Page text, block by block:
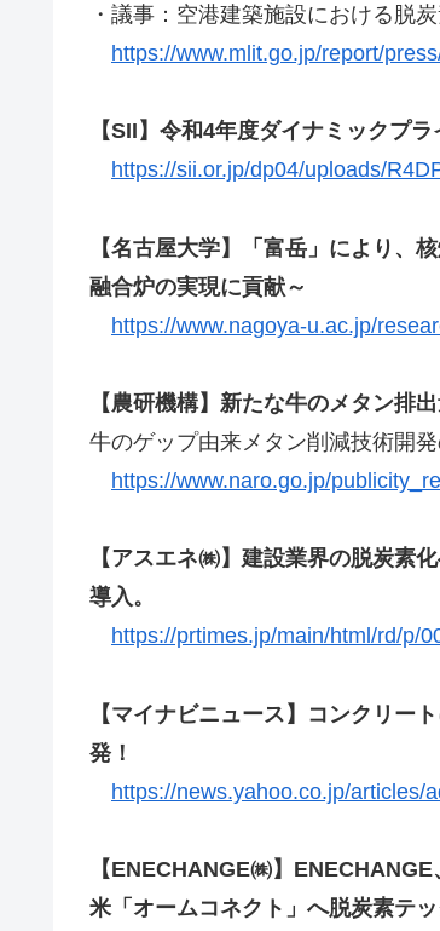
・議事：空港建築施設における脱
https://www.mlit.go.jp/report/
【SII】令和4年度ダイナミックプ
https://sii.or.jp/dp04/uploads/
【名古屋大学】「富岳」により、
融合炉の実現に貢献～
https://www.nagoya-u.ac.jp/
【農研機構】新たな牛のメタン排
牛のゲップ由来メタン削減技術開
https://www.naro.go.jp/
【アスエネ㈱】建設業界の脱炭素
導入。
https://prtimes.jp/main/html/rd/p/
【マイナビニュース】コンクリー
発！
https://news.yahoo.co.jp/articles/
【ENECHANGE㈱】
米「オームコネクト」へ脱炭素テ